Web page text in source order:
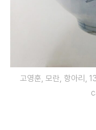
고영훈, 모란, 항아리,